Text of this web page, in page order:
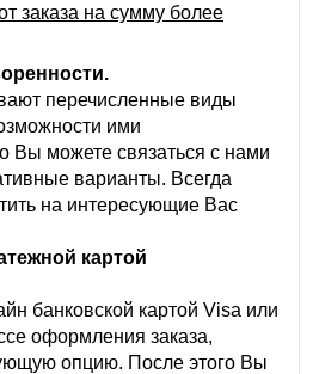
заказа на сумму более
перечисленные виды
ими
Вы можете связаться с нами
варианты. Всегда
на интересующие Вас
картой
банковской картой Visa или
оформления заказа,
опцию. После этого Вы